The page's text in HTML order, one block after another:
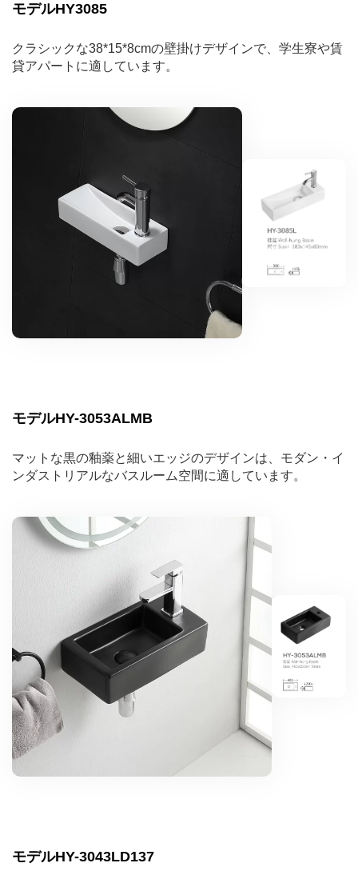
モデルHY3085
クラシックな38*15*8cmの壁掛けデザインで、学生寮や賃
貸アパートに適しています。
モデルHY-3053ALMB
マットな黒の釉薬と細いエッジのデザインは、モダン・イ
ンダストリアルなバスルーム空間に適しています。
モデルHY-3043LD137